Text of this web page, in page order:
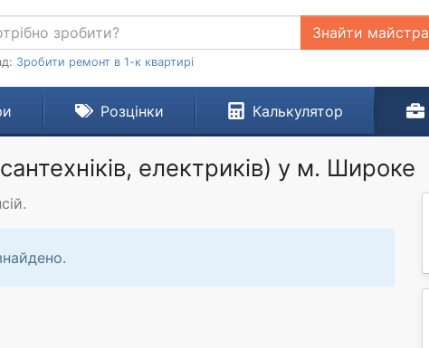
Знайти майстра
Зробити ремонт в 1-к квартирі
Розцінки Калькулятор
електриків) у м. Широке